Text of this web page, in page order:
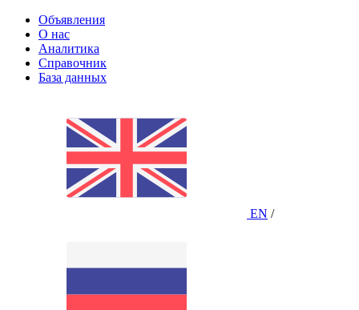
Объявления
О нас
Аналитика
Справочник
База данных
EN /